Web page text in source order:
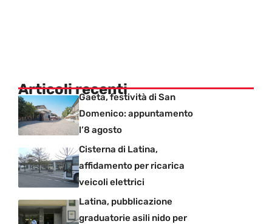
Articoli recentiGaeta, festività di San
Domenico: appuntamento
l’8 agosto
Cisterna di Latina,
affidamento per ricarica
veicoli elettrici
Latina, pubblicazione
graduatorie asili nido per